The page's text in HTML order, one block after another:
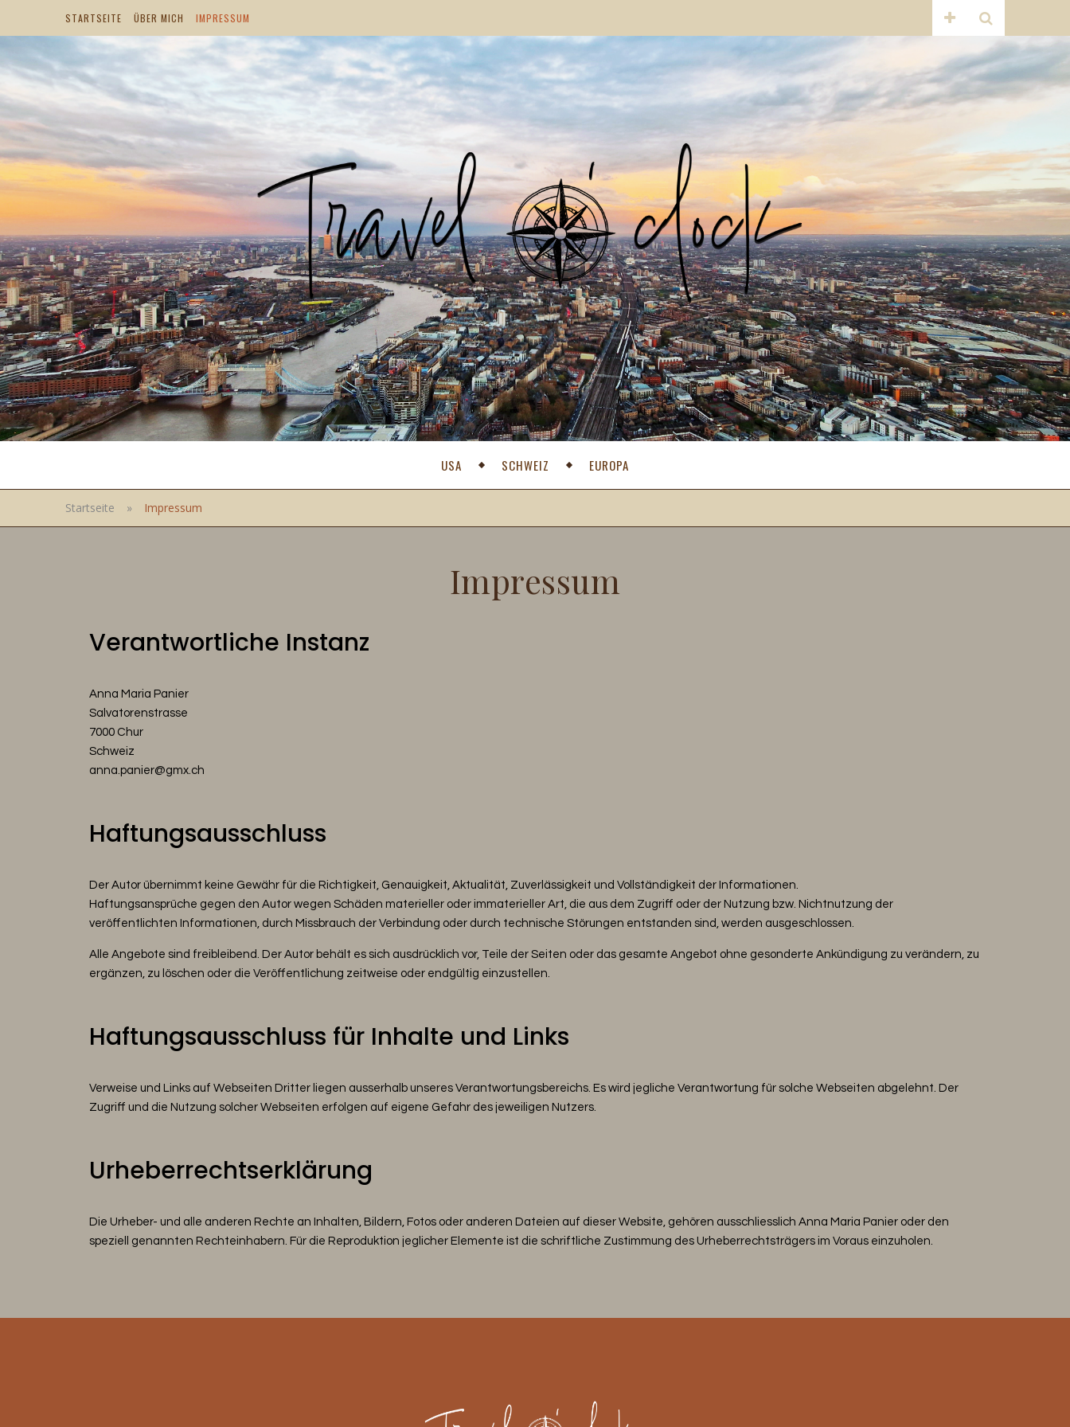
STARTSEITE ÜBER MICH IMPRESSUM
USA SCHWEIZ EUROPA
Startseite » Impressum
Impressum
Verantwortliche Instanz
Anna Maria Panier
Salvatorenstrasse
7000 Chur
Schweiz
anna.panier@gmx.ch
Haftungsausschluss
Der Autor übernimmt keine Gewähr für die Richtigkeit, Genauigkeit, Aktualität, Zuverlässigkeit und Vollständigkeit der Informationen.
Haftungsansprüche gegen den Autor wegen Schäden materieller oder immaterieller Art, die aus dem Zugriff oder der Nutzung bzw. Nichtnutzung der
veröffentlichten Informationen, durch Missbrauch der Verbindung oder durch technische Störungen entstanden sind, werden ausgeschlossen.
Alle Angebote sind freibleibend. Der Autor behält es sich ausdrücklich vor, Teile der Seiten oder das gesamte Angebot ohne gesonderte Ankündigung zu verändern, zu
ergänzen, zu löschen oder die Veröffentlichung zeitweise oder endgültig einzustellen.
Haftungsausschluss für Inhalte und Links
Verweise und Links auf Webseiten Dritter liegen ausserhalb unseres Verantwortungsbereichs. Es wird jegliche Verantwortung für solche Webseiten abgelehnt. Der
Zugriff und die Nutzung solcher Webseiten erfolgen auf eigene Gefahr des jeweiligen Nutzers.
Urheberrechtserklärung
Die Urheber- und alle anderen Rechte an Inhalten, Bildern, Fotos oder anderen Dateien auf dieser Website, gehören ausschliesslich Anna Maria Panier oder den
speziell genannten Rechteinhabern. Für die Reproduktion jeglicher Elemente ist die schriftliche Zustimmung des Urheberrechtsträgers im Voraus einzuholen.